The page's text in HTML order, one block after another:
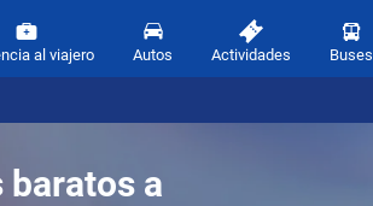
al viajero Autos Actividades Buses
baratos a